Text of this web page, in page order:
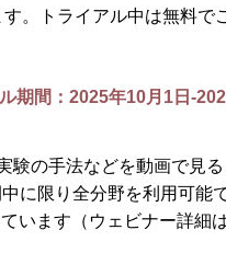
。トライアル中は無料で
間：2025年10月1日-
験の手法などを動画で見
に限り全分野を利用可能で
います（ウェビナー詳細